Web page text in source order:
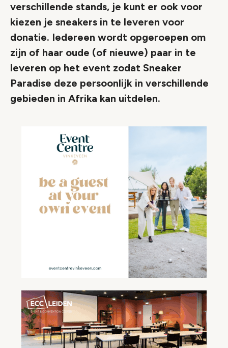
verschillende stands, je kunt er ook voor
kiezen je sneakers in te leveren voor
donatie. Iedereen wordt opgeroepen om
zijn of haar oude (of nieuwe) paar in te
leveren op het event zodat Sneaker
Paradise deze persoonlijk in verschillende
gebieden in Afrika kan uitdelen.